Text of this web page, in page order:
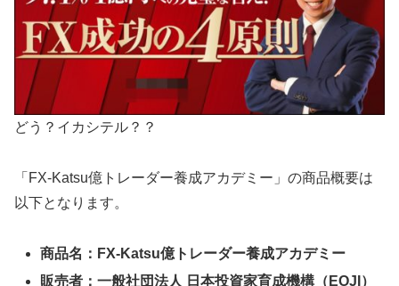
どう？イカシテル？？
「FX-Katsu億トレーダー養成アカデミー」の商品概要は
以下となります。
商品名：FX-Katsu億トレーダー養成アカデミー
販売者：一般社団法人 日本投資家育成機構（EOJI）